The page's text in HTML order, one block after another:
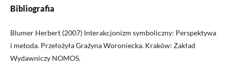
Bibliografia
Blumer Herbert (2007) Interakcjonizm symboliczny: Perspektywa
i metoda. Przełożyła Grażyna Woroniecka. Kraków: Zakład
Wydawniczy NOMOS.